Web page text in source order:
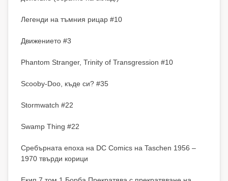
Легенди на тъмния рицар #10
Движението #3
Phantom Stranger, Trinity of Transgression #10
Scooby-Doo, къде си? #35
Stormwatch #22
Swamp Thing #22
Сребърната епоха на DC Comics на Taschen 1956 –
1970 твърди корици